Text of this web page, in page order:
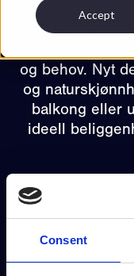
Accept
Consent
EN ES SV
63 moderne
planløsninger
og behov. Nyt
og
balkong eller
ideell